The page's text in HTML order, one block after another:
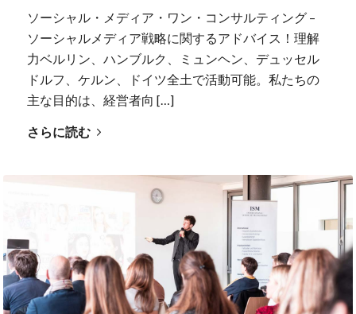
ソーシャル・メディア・ワン・コンサルティング –
ソーシャルメディア戦略に関するアドバイス！理解
力ベルリン、ハンブルク、ミュンヘン、デュッセル
ドルフ、ケルン、ドイツ全土で活動可能。私たちの
主な目的は、経営者向 […]
さらに読む